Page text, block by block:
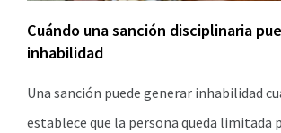
Cuándo una sanción disciplinaria
inhabilidad
Una sanción puede generar inhabilidad
establece que la persona queda limitada